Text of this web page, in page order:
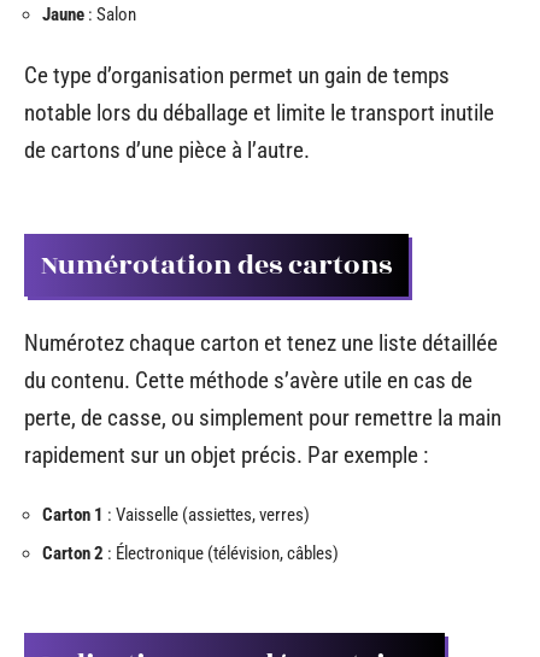
Jaune : Salon
Ce type d’organisation permet un gain de temps
notable lors du déballage et limite le transport inutile
de cartons d’une pièce à l’autre.
Numérotation des cartons
Numérotez chaque carton et tenez une liste détaillée
du contenu. Cette méthode s’avère utile en cas de
perte, de casse, ou simplement pour remettre la main
rapidement sur un objet précis. Par exemple :
Carton 1 : Vaisselle (assiettes, verres)
Carton 2 : Électronique (télévision, câbles)